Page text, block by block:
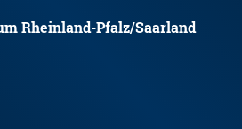
Rheinland-Pfalz/Saarland